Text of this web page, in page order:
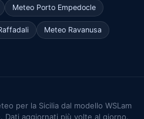
Meteo Porto Empedocle
Meteo Ravanusa
per la Sicilia dal modello WSLam
Dati aggiornati più volte al giorno.